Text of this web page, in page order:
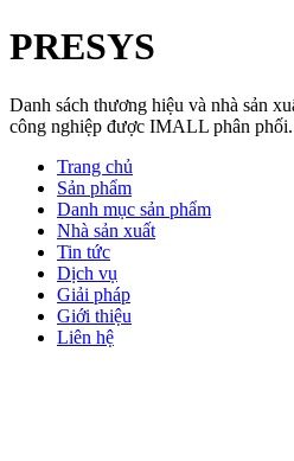
PRESYS
Danh sách thương hiệu và nhà sản
công nghiệp được IMALL phân phối.
Trang chủ
Sản phẩm
Danh mục sản phẩm
Nhà sản xuất
Tin tức
Dịch vụ
Giải pháp
Giới thiệu
Liên hệ